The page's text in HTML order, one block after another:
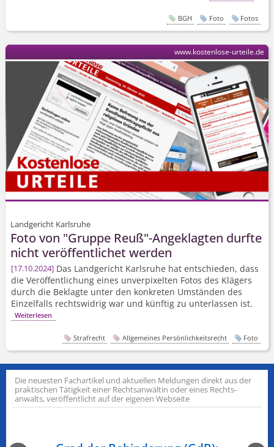
BGH Foto Fotos
Landgericht Karlsruhe
Foto von "Gruppe Reuß"-Angeklagten durfte
nicht veröffentlichet werden
17.10.2024 Das Landgericht Karlsruhe hat entschieden, dass
die Veröffentlichung eines unverpixelten Fotos des Klägers
durch die Beklagte unter den konkreten Umständen des
Einzelfalls rechtswidrig war und künftig zu unterlassen ist.
Weiterlesen
www.kostenlose-urteile.de
Strafrecht Allgemeines Persönlichkeitsrecht Foto
Die neuesten Fachartikel und aktuellen Meldungen direkt aus der
praktischen Tätigkeit einer Rechts­anwältin oder eines Rechts­
anwalts, veröffentlicht auf der eigenen Webseite
am